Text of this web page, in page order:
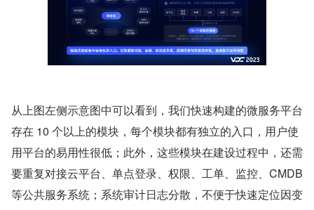
从上图左侧示意图中可以看到，我们快速构建的微服务平台
存在 10 个以上的模块，每个模块都有独立的入口，用户使
用平台的易用性很低；此外，这些模块在建设过程中，还需
要重复对接云平台、单点登录、权限、工单、监控、CMDB
等公共服务系统；系统审计日志分散，不便于快速定位因变